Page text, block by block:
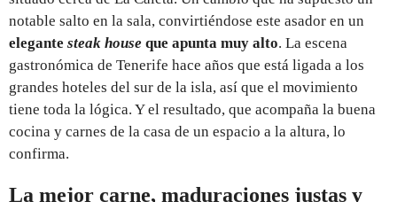
notable salto en la sala, convirtiéndose este asador en un
elegante steak house que apunta muy alto. La escena
gastronómica de Tenerife hace años que está ligada a los
grandes hoteles del sur de la isla, así que el movimiento
tiene toda la lógica. Y el resultado, que acompaña la buena
cocina y carnes de la casa de un espacio a la altura, lo
confirma.
La mejor carne, maduraciones justas y